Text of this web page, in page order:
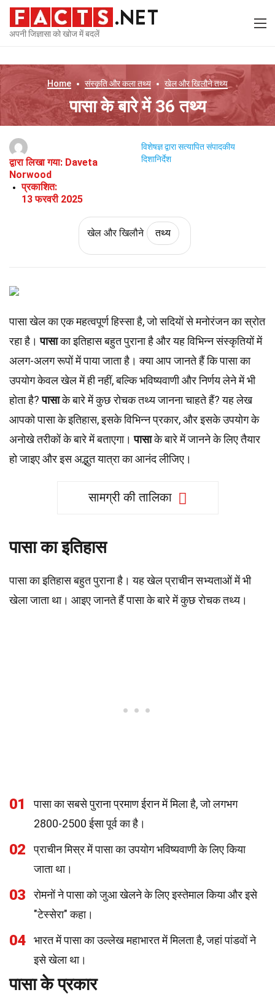
अपनी जिज्ञासा को खोज में बदलें
Home संस्कृति और कलातथ्य खेल और खिलौनेतथ्य
पासा के बारे में 36 तथ्य
द्वारा लिखा गया: Daveta
Norwood
प्रकाशित:
13 फरवरी 2025
विशेषज्ञ द्वारा सत्यापितसंपादकीय
दिशानिर्देश
खेल और खिलौने तथ्य
पासा खेल का एक महत्वपूर्ण हिस्सा है, जो सदियों से मनोरंजन का स्रोत
रहा है।पासाका इतिहास बहुत पुराना है और यह विभिन्न संस्कृतियों में
अलग-अलग रूपों में पाया जाता है। क्या आप जानते हैं कि पासा का
उपयोग केवल खेल में ही नहीं, बल्कि भविष्यवाणी और निर्णय लेने में भी
होता है?पासाके बारे में कुछ रोचक तथ्य जानना चाहते हैं? यह लेख
आपको पासा के इतिहास, इसके विभिन्न प्रकार, और इसके उपयोग के
अनोखे तरीकों के बारे में बताएगा।पासाके बारे में जानने के लिए तैयार
हो जाइए और इस अद्भुत यात्रा का आनंद लीजिए।
सामग्री की तालिका
पासा का इतिहास
पासा का इतिहास बहुत पुराना है। यह खेल प्राचीन सभ्यताओं में भी
खेला जाता था। आइए जानते हैं पासा के बारे में कुछ रोचक तथ्य।
01
पासा का सबसे पुराना प्रमाण ईरान में मिला है, जो लगभग
2800-2500 ईसा पूर्व का है।
02
प्राचीन मिस्र में पासा का उपयोग भविष्यवाणी के लिए किया
जाता था।
03
रोमनों ने पासा को जुआ खेलने के लिए इस्तेमाल किया और इसे
"टेस्सेरा" कहा।
04
भारत में पासा का उल्लेख महाभारत में मिलता है, जहां पांडवों ने
इसे खेला था।
पासा के प्रकार